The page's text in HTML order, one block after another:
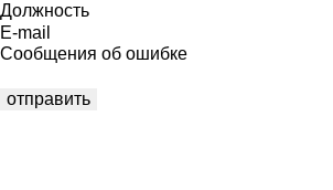
Должность
E-mail
Сообщения об ошибке